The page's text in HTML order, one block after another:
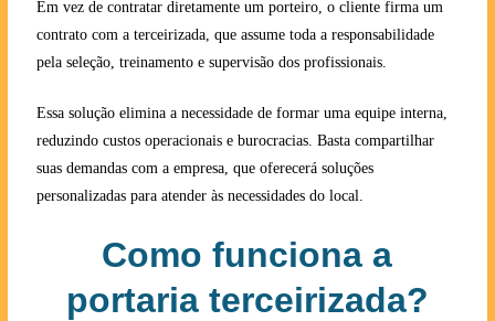
Em vez de contratar diretamente um porteiro, o cliente firma um
contrato com a terceirizada, que assume toda a responsabilidade
pela seleção, treinamento e supervisão dos profissionais.
Essa solução elimina a necessidade de formar uma equipe interna,
reduzindo custos operacionais e burocracias. Basta compartilhar
suas demandas com a empresa, que oferecerá soluções
personalizadas para atender às necessidades do local.
Como funciona a
portaria terceirizada?